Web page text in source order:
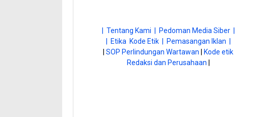
| Tentang Kami |
Pedoman Media Siber |
| Etika Kode Etik |
Pemasangan Iklan |
|SOP Perlindungan Wartawan
Kode etik
Redaksi dan Perusahaan